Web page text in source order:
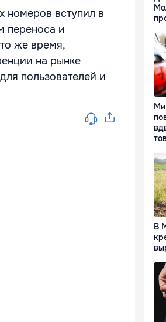
номеров вступил в
переноса и
же время,
на рынке
пользователей и
В